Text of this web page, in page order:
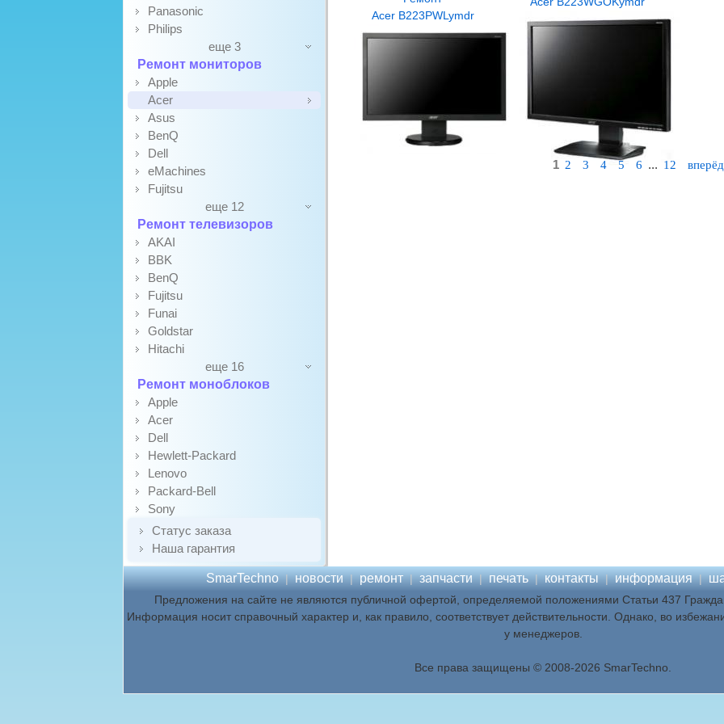
Panasonic
Philips
еще 3
Ремонт мониторов
Apple
Acer
Asus
BenQ
Dell
eMachines
Fujitsu
еще 12
Ремонт телевизоров
AKAI
BBK
BenQ
Fujitsu
Funai
Goldstar
Hitachi
еще 16
Ремонт моноблоков
Apple
Acer
Dell
Hewlett-Packard
Lenovo
Packard-Bell
Sony
Статус заказа
Наша гарантия
Acer B223PWLymdr
1 2 3 4 5 6 ... 12
SmarTechno | новости | ремонт | запчасти | печать | контакты | информация |
Предложения на сайте не являются публичной офертой, определяемой положениями Статьи 437
Информация носит справочный характер и, как правило, соответствует действительности. Однако, во
у менеджеров.
Все права защищены © 2008-2026 SmarTechno.